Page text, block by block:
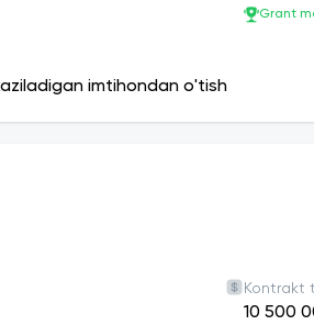
Grant
imtihondan o'tish
Kontrakt
10 500